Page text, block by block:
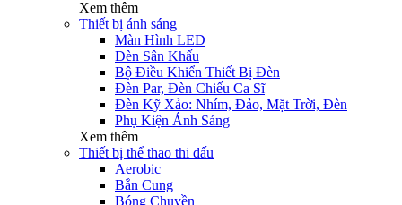
Xem thêm
Thiết bị ánh sáng
Màn Hình LED
Đèn Sân Khấu
Bộ Điều Khiển Thiết Bị Đèn
Đèn Par, Đèn Chiếu Ca Sĩ
Đèn Kỹ Xảo: Nhím, Đảo, Mặt Trời, Đèn
Phụ Kiện Ánh Sáng
Xem thêm
Thiết bị thể thao thi đấu
Aerobic
Bắn Cung
Bóng Chuyền